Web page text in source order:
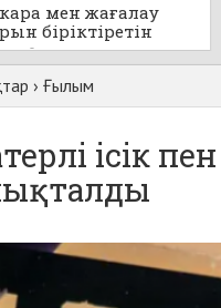
мен жағалау
біріктіретін
жобаны
0
› Ғылым
ісік